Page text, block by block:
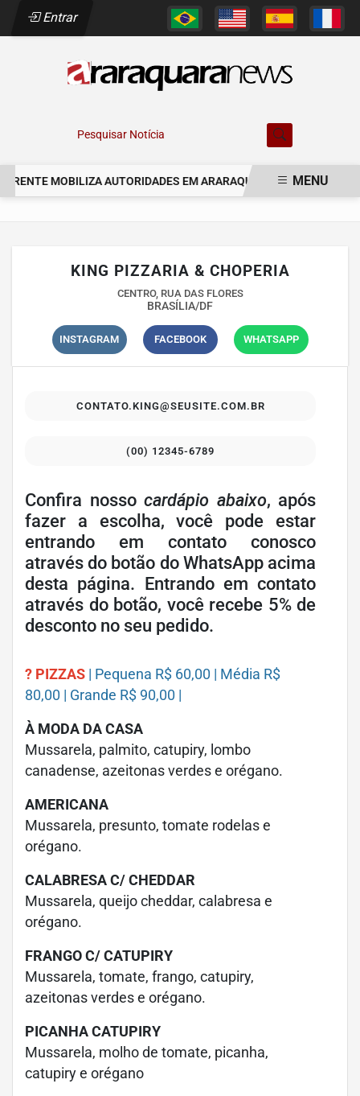
Entrar
Pesquisar Notícia
MOBILIZA AUTORIDADES EM ARARAQUARA NO ESTADO DE
MENU
KING PIZZARIA & CHOPERIA
CENTRO, RUA DAS FLORES
BRASÍLIA/DF
INSTAGRAM FACEBOOK WHATSAPP
CONTATO.KING@SEUSITE.COM.BR
(00) 12345-6789
Confira nosso cardápio abaixo, após
fazer a escolha, você pode estar
entrando em contato conosco
através do botão do WhatsApp acima
desta página. Entrando em contato
através do botão, você recebe 5% de
desconto no seu pedido.
? PIZZAS | Pequena R$ 60,00 | Média R$
80,00 | Grande R$ 90,00 |
À MODA DA CASA
Mussarela, palmito, catupiry, lombo
canadense, azeitonas verdes e orégano.
AMERICANA
Mussarela, presunto, tomate rodelas e
orégano.
CALABRESA C/ CHEDDAR
Mussarela, queijo cheddar, calabresa e
orégano.
FRANGO C/ CATUPIRY
Mussarela, tomate, frango, catupiry,
azeitonas verdes e orégano.
PICANHA CATUPIRY
Mussarela, molho de tomate, picanha,
catupiry e orégano